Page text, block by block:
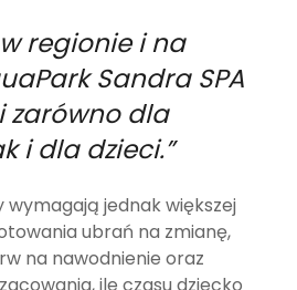
regionie i na
Sandra SPA
zarówno dla
i dla dzieci.”
jednak większej
ubrań na zmianę,
na nawodnienie oraz
ile czasu dziecko